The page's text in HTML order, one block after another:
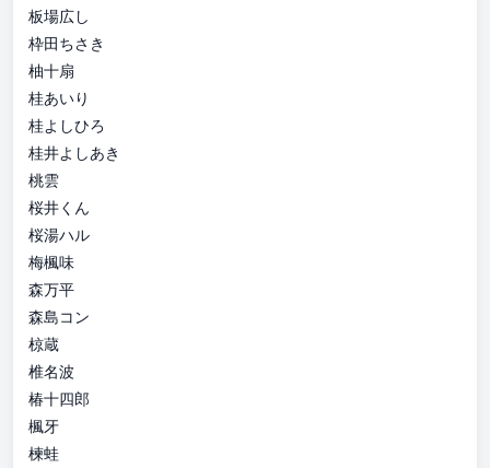
板場広し
枠田ちさき
柚十扇
桂あいり
桂よしひろ
桂井よしあき
桃雲
桜井くん
桜湯ハル
梅楓味
森万平
森島コン
椋蔵
椎名波
椿十四郎
楓牙
楝蛙